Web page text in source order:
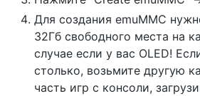
Для создания emuMMC
32Гб свободного места на
случае если у вас OLED!
столько, возьмите другую
часть игр с консоли,